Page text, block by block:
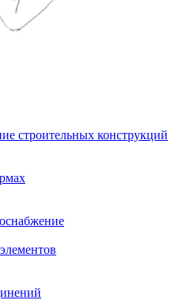
строительных конструкций